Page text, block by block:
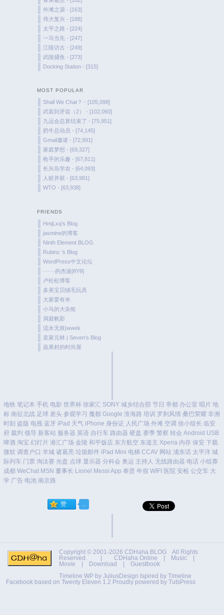
外滩之源 - [163]
伟大复兴 - [188]
太平之路 - [224]
一马当先 - [247]
江陵访古 - [249]
武陵捕鱼 - [273]
Docking Station - [315]
MOST POPULAR
Shall We Chat？ - [105,098]
武装到牙齿（2） - [102,060]
九运会总算结束了 - [75,951]
奶牛总动员 - [74,145]
Gmail邀请 - [72,991]
家庭梦想 - [69,327]
枪手的乐趣 - [67,811]
长兴岛学农 - [64,093]
人赃并获 - [63,981]
WTO - [63,938]
FRIENDS
HmjLxq's Blog
jasmine的博客
Ninth Element BLOG
Rubinz ’s Blog
WordPress中文论坛
······的杰迪[θYθ]
卢松松博客
多美宝贝绒毛玩具
大家爱有米
小马的大杂烩
洞庭帆影
流水无痕|wwek
皇家元林 | Seven’s Blog
蔬果村的时尚屋
地铁 笔记本 手机 电影 世界杯 徐家汇 SONY 城乡结合部 节日 帝都 办公室 唱片 地
标 南征北战 足球 差头 参观学习 魔都 Google 淮海路 培训 罗刹风情 桑巴荣耀 非洲
时刻 盗版 电视 蓝牙 iPad 天气 iPhone 身份证 人民广场 外滩 空调 徐小组长 临安
府 裁判 领导 新客站 服务器 英语 自行车 路由器 硬盘 赛季 警察 转会 Android USB
啤酒 淘宝 幻灯片 港汇广场 金陵 和平饭店 东方航空 东道主 Xperia 内存 保安 下载
微软 调查户口 羊城 诸葛亮 垃圾邮件 iPad Mini 电梯 CCAV 网站 浦东话 太平洋 城
际列车 门票 淘汰赛 光盘 点球 显示器 分科会 奥运 主持人 无线路由器 电话 小组赛
成都 WeChat MSN 董事长 Lionel Messi App 奉贤 年假 WIFI 医院 安检 公交车 大
学 广告 电池 南京路
Copyright © 2001-2026 CDHaha BLOG All Rights
Reserved. | CDHaha Online Music
Movie
Download
Guestbook
Timeline WP by JuliusDesign Ispired by Timeline
Facebook based on Twenty Eleven 1.2 Proudly powered by TutsPress